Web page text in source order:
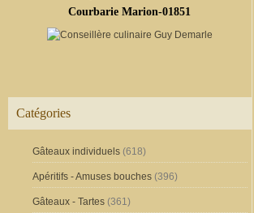
Courbarie Marion-01851
Catégories
Gâteaux individuels (618)
Apéritifs - Amuses bouches (396)
Gâteaux - Tartes (361)